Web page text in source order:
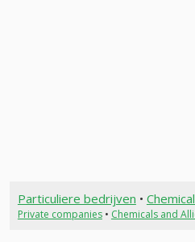
Particuliere bedrijven •
Private companies• Chemicals and